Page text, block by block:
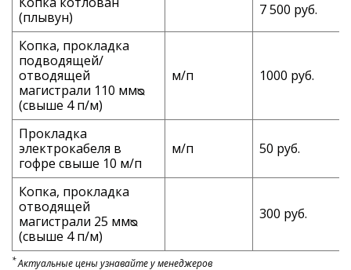
(плывун)
7 500 руб.
Копка, прокладка
подводящей/
отводящей
магистрали 110 ммᴓ
(свыше 4 п/м)
м/п 1000 руб.
Прокладка
электрокабеля в
гофре свыше 10 м/п
м/п 50 руб.
Копка, прокладка
отводящей
магистрали 25 ммᴓ
(свыше 4 п/м)
300 руб.
*Актуальные цены узнавайте у менеджеров